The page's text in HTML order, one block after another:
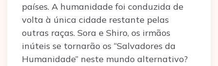
países. A humanidade foi conduzida de
volta à única cidade restante pelas
outras raças. Sora e Shiro, os irmãos
inúteis se tornarão os “Salvadores da
Humanidade” neste mundo alternativo?